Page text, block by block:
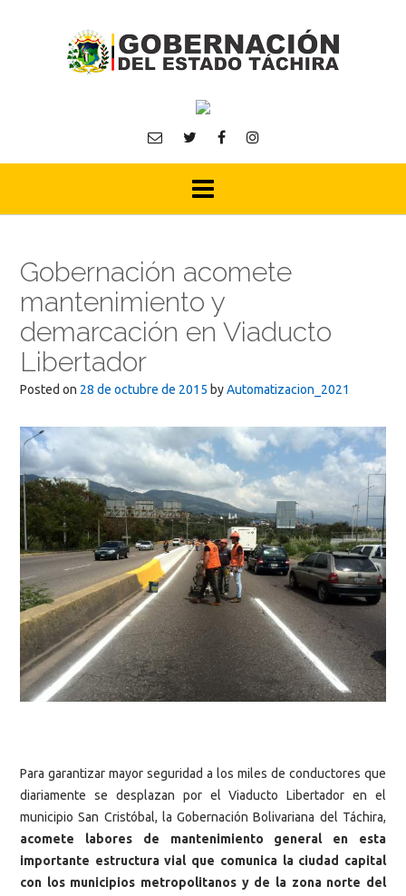
Gobernación acomete
mantenimiento y
demarcación en Viaducto
Libertador
Posted on 28 de octubre de 2015 byAutomatizacion_2021
Para garantizar mayor seguridad a los miles de conductores que
diariamente se desplazan por el Viaducto Libertador en el
municipio San Cristóbal, la Gobernación Bolivariana del Táchira,
acomete labores de mantenimiento general en esta
importante estructura vial que comunica la ciudad capital
con los municipios metropolitanos y de la zona norte del